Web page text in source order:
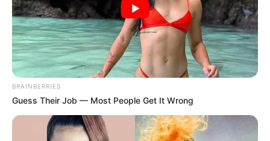
BRAINBERRIES
Guess Their Job — Most People Get It Wrong